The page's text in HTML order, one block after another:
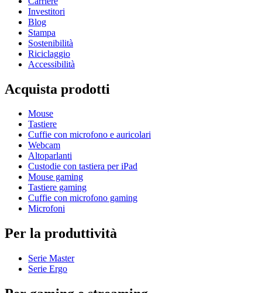
Investitori
Blog
Stampa
Sostenibilità
Riciclaggio
Accessibilità
Acquista prodotti
Mouse
Tastiere
Cuffie con microfono e auricolari
Webcam
Altoparlanti
Custodie con tastiera per iPad
Mouse gaming
Tastiere gaming
Cuffie con microfono gaming
Microfoni
Per la produttività
Serie Master
Serie Ergo